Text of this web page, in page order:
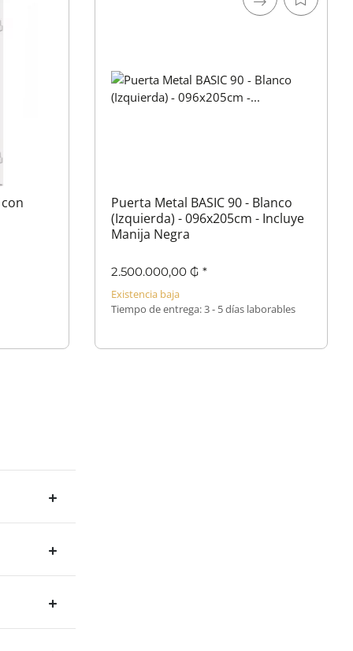
Puerta Metal BASIC 90 - Blanco
(Izquierda) - 096x205cm - Incluye
Manija Negra
2.500.000,00 ₲ *
Existencia baja
Tiempo de entrega:3 - 5 días laborables